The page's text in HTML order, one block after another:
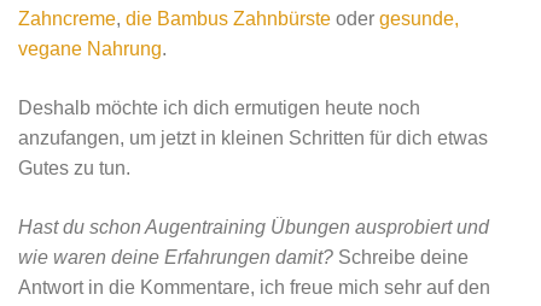
Zahncreme, die Bambus Zahnbürste oder gesunde,
vegane Nahrung.
Deshalb möchte ich dich ermutigen heute noch
anzufangen, um jetzt in kleinen Schritten für dich etwas
Gutes zu tun.
Hast du schon Augentraining Übungen ausprobiert und
wie waren deine Erfahrungen damit? Schreibe deine
Antwort in die Kommentare, ich freue mich sehr auf den